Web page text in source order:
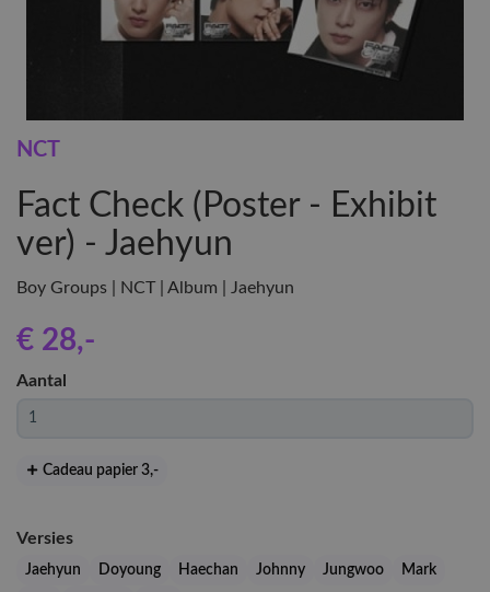
NCT
Fact Check (Poster - Exhibit
ver) - Jaehyun
Boy Groups | NCT | Album | Jaehyun
€ 28,-
Aantal
Cadeau papier 3,-
Versies
Jaehyun Doyoung Haechan Johnny Jungwoo
Mark